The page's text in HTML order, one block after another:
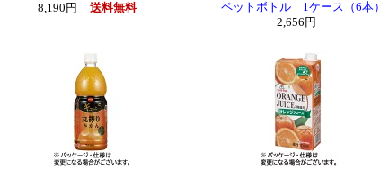
8,190円
送料無料
ペットボトル 1ケース（6本）
2,656円